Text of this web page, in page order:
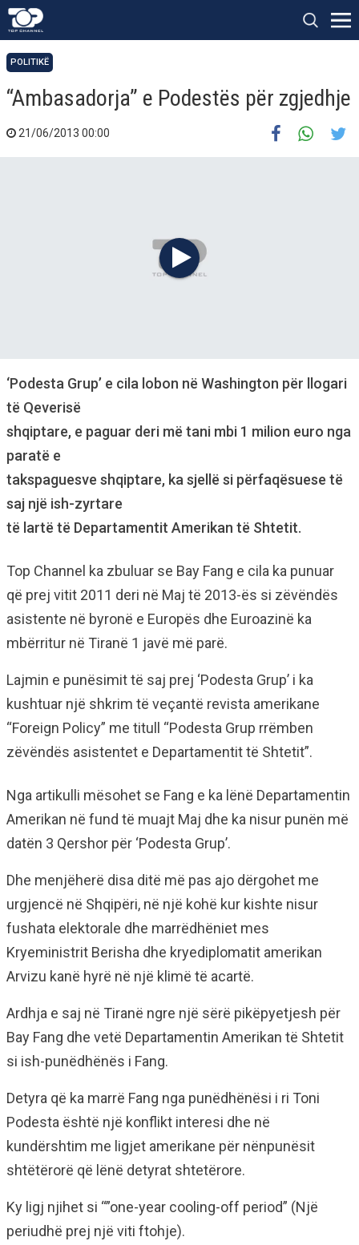
POLITIKË
“Ambasadorja” e Podestës për zgjedhje
21/06/2013 00:00
‘Podesta Grup’ e cila lobon në Washington për llogari
të Qeverisë
shqiptare, e paguar deri më tani mbi 1 milion euro nga
paratë e
takspaguesve shqiptare, ka sjellë si përfaqësuese të
saj një ish-zyrtare
të lartë të Departamentit Amerikan të Shtetit.
Top Channel ka zbuluar se Bay Fang e cila ka punuar
që prej vitit 2011 deri në Maj të 2013-ës si zëvëndës
asistente në byronë e Europës dhe Euroazinë ka
mbërritur në Tiranë 1 javë më parë.
Lajmin e punësimit të saj prej ‘Podesta Grup’ i ka
kushtuar një shkrim të veçantë revista amerikane
“Foreign Policy” me titull “Podesta Grup rrëmben
zëvëndës asistentet e Departamentit të Shtetit”.
Nga artikulli mësohet se Fang e ka lënë Departamentin
Amerikan në fund të muajt Maj dhe ka nisur punën më
datën 3 Qershor për ‘Podesta Grup’.
Dhe menjëherë disa ditë më pas ajo dërgohet me
urgjencë në Shqipëri, në një kohë kur kishte nisur
fushata elektorale dhe marrëdhëniet mes
Kryeministrit Berisha dhe kryediplomatit amerikan
Arvizu kanë hyrë në një klimë të acartë.
Ardhja e saj në Tiranë ngre një sërë pikëpyetjesh për
Bay Fang dhe vetë Departamentin Amerikan të Shtetit
si ish-punëdhënës i Fang.
Detyra që ka marrë Fang nga punëdhënësi i ri Toni
Podesta është një konflikt interesi dhe në
kundërshtim me ligjet amerikane për nënpunësit
shtëtërorë që lënë detyrat shtetërore.
Ky ligj njihet si “”one-year cooling-off period” (Një
periudhë prej një viti ftohje).